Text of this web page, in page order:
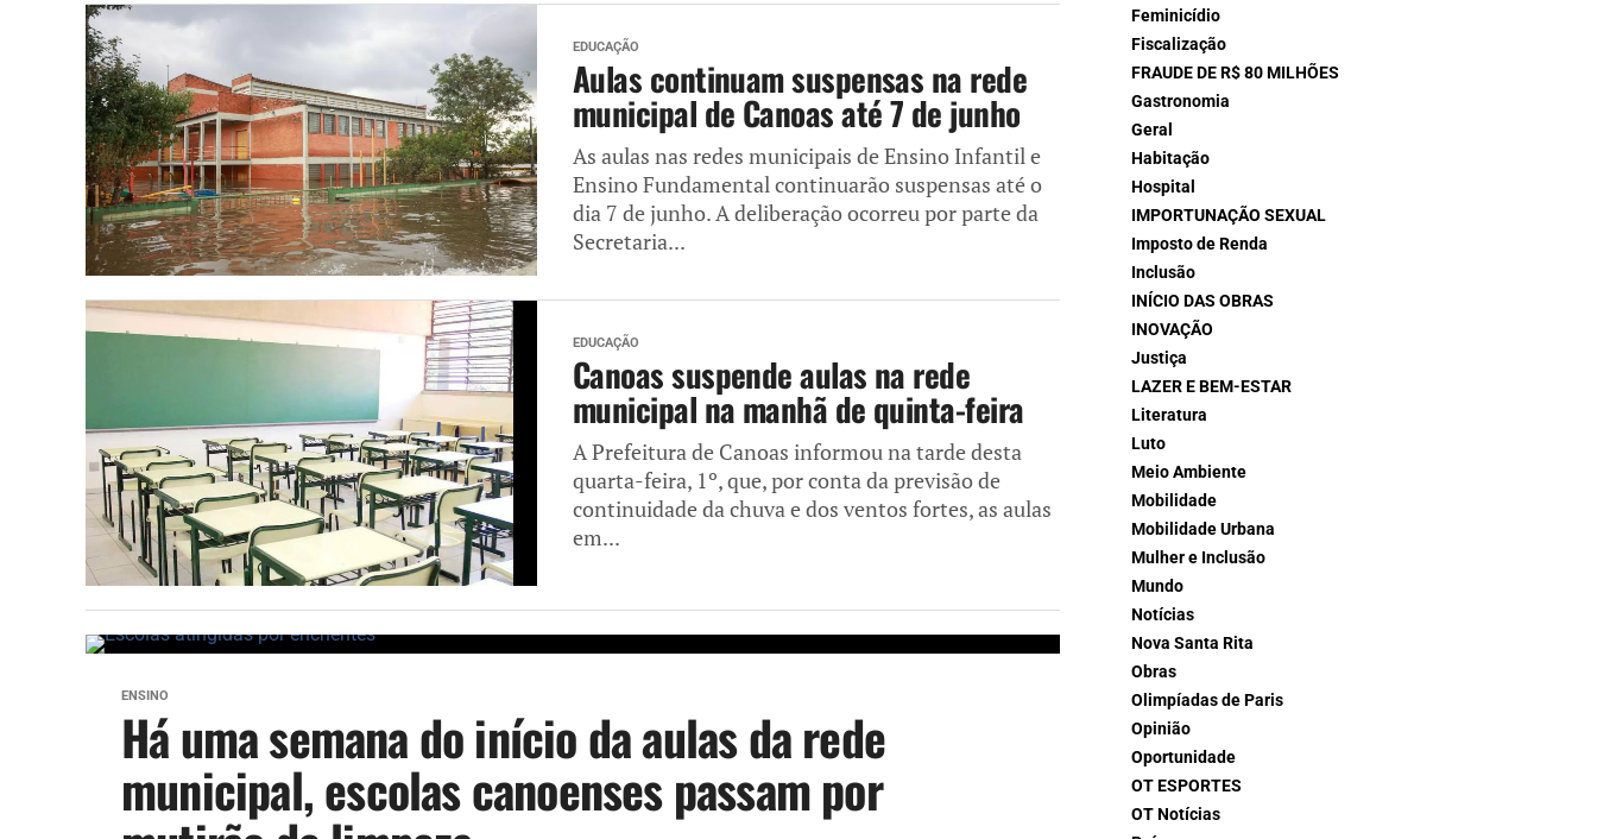
EDUCAÇÃO
Aulas continuam suspensas na rede
municipal de Canoas até 7 de junho
As aulas nas redes municipais de Ensino Infantil e
Ensino Fundamental continuarão suspensas até o
dia 7 de junho. A deliberação ocorreu por parte da
Secretaria...
EDUCAÇÃO
Canoas suspende aulas na rede
municipal na manhã de quinta-feira
A Prefeitura de Canoas informou na tarde desta
quarta-feira, 1º, que, por conta da previsão de
continuidade da chuva e dos ventos fortes, as aulas
em...
ENSINO
Há uma semana do início da aulas da rede
municipal, escolas canoenses passam por
Feminicídio
Fiscalização
FRAUDE DE R$ 80 MILHÕES
Gastronomia
Geral
Habitação
Hospital
IMPORTUNAÇÃO SEXUAL
Imposto de Renda
Inclusão
INÍCIO DAS OBRAS
INOVAÇÃO
Justiça
LAZER E BEM-ESTAR
Literatura
Luto
Meio Ambiente
Mobilidade
Mobilidade Urbana
Mulher e Inclusão
Mundo
Notícias
Nova Santa Rita
Obras
Olimpíadas de Paris
Opinião
Oportunidade
OT ESPORTES
OT Notícias